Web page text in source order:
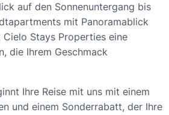
auf den Sonnenuntergang bis
mit Panoramablick
Stays Properties eine
die Ihrem Geschmack
Ihre Reise mit uns mit einem
und einem Sonderrabatt, der Ihre